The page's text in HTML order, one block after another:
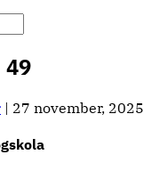
49
| 27 november, 2025